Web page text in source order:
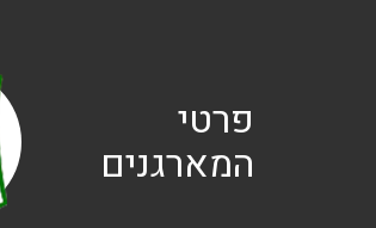
פרטי
המארגנים